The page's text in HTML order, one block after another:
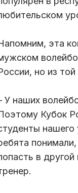
эта
но из
У наших
Кубок
нашего
в